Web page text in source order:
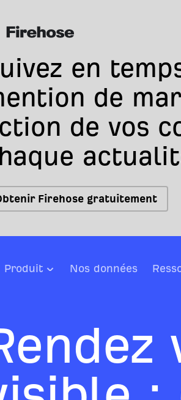
en
de
de vos
Firehose gratuitement
Produit Nos données